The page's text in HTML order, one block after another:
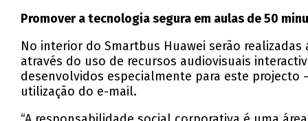
Promover a tecnologia segura em aulas de 50
No interior do Smartbus Huawei serão
através do uso de recursos audiovisuais
desenvolvidos especialmente para este
utilização do e-mail.